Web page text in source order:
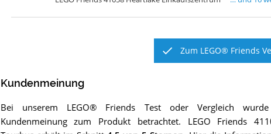
Zum LEGO® Friends
Kundenmeinung
Bei unserem LEGO® Friends Test oder Vergleich
Kundenmeinung zum Produkt betrachtet.
LEGO Friends